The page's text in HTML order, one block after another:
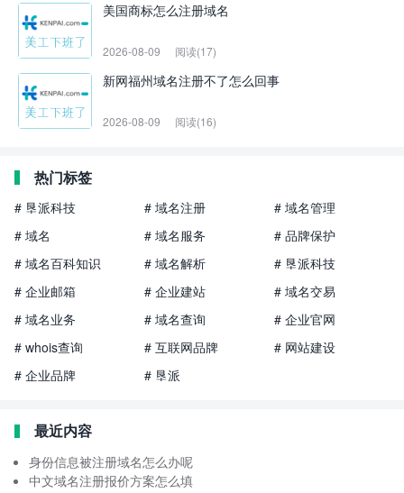
美国商标怎么注册域名
2026-08-09 阅读(17)
新网福州域名注册不了怎么回事
2026-08-09 阅读(16)
热门标签
# 垦派科技 # 域名注册
# 域名管理
# 域名
# 域名服务
# 品牌保护
# 域名百科知识
# 域名解析
# 垦派科技
# 企业邮箱
# 企业建站
# 域名交易
# 域名业务
# 域名查询
# 企业官网
# whois查询
# 互联网品牌
# 网站建设
# 企业品牌
# 垦派
最近内容
身份信息被注册域名怎么办呢
中文域名注册报价方案怎么填